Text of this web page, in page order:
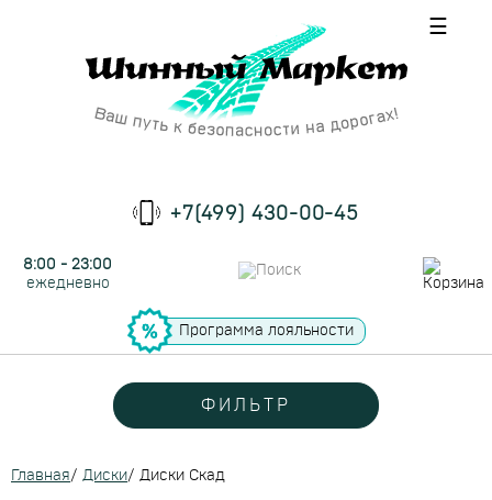
☰
+7(499) 430-00-45
8:00 - 23:00
ежедневно
Программа лояльности
ФИЛЬТР
Главная/ Диски/ Диски Скад